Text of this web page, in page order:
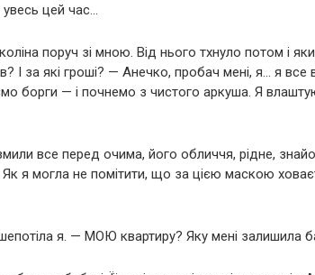
увесь цей час…
поруч зі мною. Від нього тхнуло потом і
І за які гроші? — Анечко, пробач мені, я… я
борги — і почнемо з чистого аркуша. Я
все перед очима, його обличчя, рідне,
я могла не помітити, що за цією маскою
я. — МОЮ квартиру? Яку мені залишила